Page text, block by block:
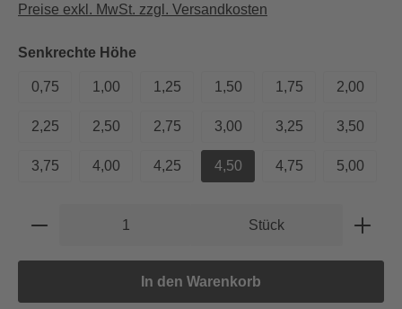
Preise exkl. MwSt. zzgl. Versandkosten
Senkrechte Höhe
0,75 1,00 1,25 1,50 1,75 2,00
2,25 2,50 2,75 3,00 3,25 3,50
3,75 4,00 4,25 4,50 4,75 5,00
Produkt Anzahl: Gib den gewünschten
Stück
In den Warenkorb